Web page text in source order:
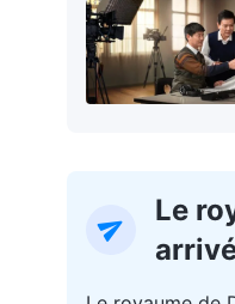
Le